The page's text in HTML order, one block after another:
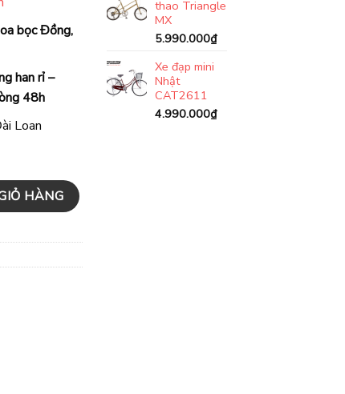
bọc Đồng,
han rỉ –
48h
Loan
số lượng
HÀNG
thao Triangle
MX
5.990.000₫
Xe đạp mini
Nhật
CAT2611
4.990.000₫